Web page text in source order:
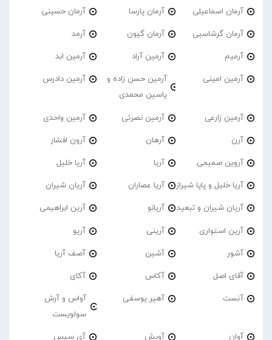
آرمان اسماعیلی آرمان پارسا آرمان حسینی
آرمان گرشاسبی آرمان گیون آرمد
آرمیم آرمین آراد آرمین ابد
آرمین امینی
آرمین حسن زاده و
یاسین محمدی
آرمین دادرس
آرمین زارعی آرمین نصرتی آرمین واحدی
آرن آرهان آرون افشار
آروین صمیمی آریا آریا خلیل
آریا خلیل و پاپا شیراز آریا عصاران آریان شیران
آریان شیران و تبعید آریانو آرین ابراهیمی
آرین استواری آرینی آریو
آشور آشین آصف آریا
آقای اصل آکاس آکای
آنست آهیر یوسفی
آواس و آرش
سولویست
آوان آویش آی سیس